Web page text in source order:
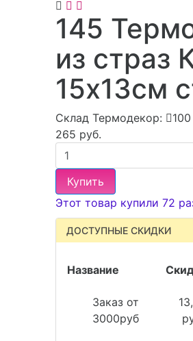
145
из страз
15х13см
Склад Термодекор:
265 руб.
Купить
Этот товар купили 72
ДОСТУПНЫЕ СКИДКИ
Название
Заказ от
3000руб